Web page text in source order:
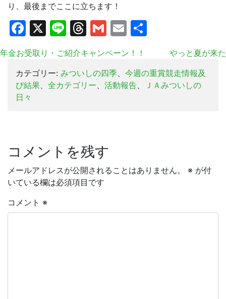
り、最後までここに立ちます！
Facebook
X LineThreads
Gmail
Email
年金お受取り・ご紹介キャンペーン！！
やっと夏が来た
カテゴリー: みついしの四季、 今週の重賞競走情報及
び結果、 全カテゴリー、 活動報告、
ＪＡみついしの
日々
コメントを残す
メールアドレスが公開されることはありません。 ※ が付
いている欄は必須項目です
コメント ※